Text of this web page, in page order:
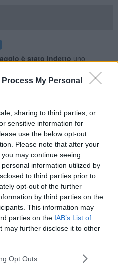
Process My Personal
sharing to third parties, or
sensitive information for
use the below opt-out
Please note that after your
may continue seeing
information utilized by
to third parties prior to
opt-out of the further
by third parties on the
This information may
parties on the IAB’s List of
may further disclose it to other
Opt Outs
è stato indetto uno
trasporto pubblico locale con
di tutta la toscana ma informa
in due fasce orarie,
14,29.
viaggiante che gli
Per operai ed impiegati
turno di lavoro.
fuori dalle fasce di garanzia,
alle biglietterie, dipenderà dalle
di adesione all’ultimo
2025, al quale aderì Cub
e Cobas Lavoro Privato, fu del